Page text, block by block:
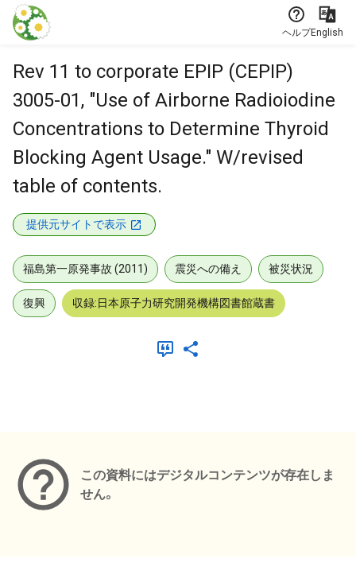
本文に飛ぶ
ヘルプEnglish
Rev 11 to corporate EPIP (CEPIP)
3005-01, "Use of Airborne Radioiodine
Concentrations to Determine Thyroid
Blocking Agent Usage." W/revised
table of contents.
提供元サイトで表示
福島第一原発事故 (2011) 震災への備え 被災状況
復興 収録:日本原子力研究開発機構図書館蔵書
この資料にはデジタルコンテンツが存在しま
せん。